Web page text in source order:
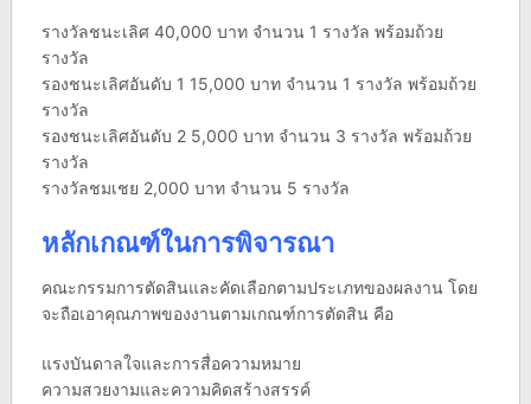
รางวัลชนะเลิศ 40,000 บาท จำนวน 1 รางวัล พร้อมถ้วย
รางวัล
รองชนะเลิศอันดับ 1 15,000 บาท จำนวน 1 รางวัล พร้อมถ้วย
รางวัล
รองชนะเลิศอันดับ 2 5,000 บาท จำนวน 3 รางวัล พร้อมถ้วย
รางวัล
รางวัลชมเชย 2,000 บาท จำนวน 5 รางวัล
หลักเกณฑ์ในการพิจารณา
คณะกรรมการตัดสินและคัดเลือกตามประเภทของผลงาน โดย
จะถือเอาคุณภาพของงานตามเกณฑ์การตัดสิน คือ
แรงบันดาลใจและการสื่อความหมาย
ความสวยงามและความคิดสร้างสรรค์